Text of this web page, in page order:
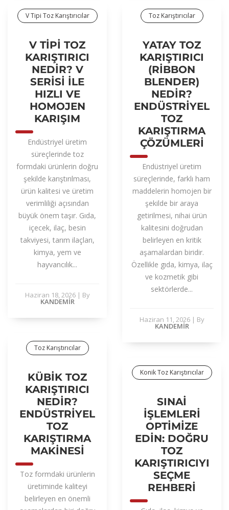
V Tipi Toz Karıştırıcılar
V TIPI TOZ
KARIŞTIRICI
NEDIR? V
SERISI ILE
HIZLI VE
HOMOJEN
KARIŞIM
Endüstriyel üretim
süreçlerinde toz
formdaki ürünlerin doğru
şekilde karıştırılması,
ürün kalitesi ve üretim
verimliliği açısından
büyük önem taşır. Gıda,
içecek, ilaç, besin
takviyesi, tarım ilaçları,
kimya, yem ve
hayvancılık...
Haziran 18, 2026 | By
KANDEMIR
Toz Karıştırıcılar
YATAY TOZ
KARIŞTIRICI
(RIBBON
BLENDER)
NEDIR?
ENDÜSTRIYEL
TOZ
KARIŞTIRMA
ÇÖZÜMLERI
Endüstriyel üretim
süreçlerinde, farklı ham
maddelerin homojen bir
şekilde bir araya
getirilmesi, nihai ürün
kalitesini doğrudan
belirleyen en kritik
aşamalardan biridir.
Özellikle gıda, kimya, ilaç
ve kozmetik gibi
sektörlerde...
Haziran 11, 2026 | By
KANDEMIR
Toz Karıştırıcılar
KÜBIK TOZ
KARIŞTIRICI
NEDIR?
ENDÜSTRIYEL
TOZ
KARIŞTIRMA
MAKINESI
Toz formdaki ürünlerin
üretiminde kaliteyi
belirleyen en önemli
Konik Toz Karıştırıcılar
SINAI
İŞLEMLERI
OPTIMIZE
EDIN: DOĞRU
TOZ
KARIŞTIRICIYI
SEÇME
REHBERI